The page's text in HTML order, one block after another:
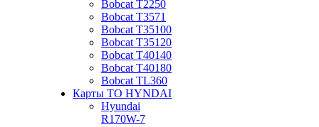
Bobcat Т2250
Bobcat Т3571
Bobcat Т35100
Bobcat Т35120
Bobcat Т40140
Bobcat Т40180
Bobcat ТL360
Карты ТО HYNDAI
Hyundai
R170W-7